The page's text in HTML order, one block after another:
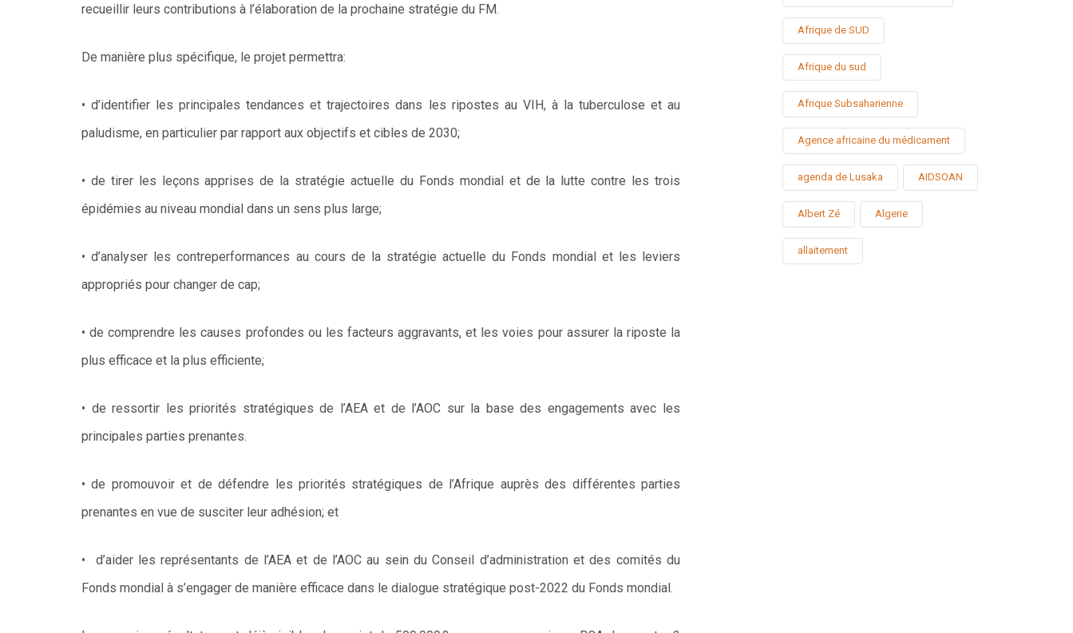
recueillir leurs contributions à l’élaboration de la prochaine stratégie du FM.
De manière plus spécifique, le projet permettra:
• d’identifier les principales tendances et trajectoires dans les ripostes au VIH, à la tuberculose et au
paludisme, en particulier par rapport aux objectifs et cibles de 2030;
• de tirer les leçons apprises de la stratégie actuelle du Fonds mondial et de la lutte contre les trois
épidémies au niveau mondial dans un sens plus large;
• d’analyser les contreperformances au cours de la stratégie actuelle du Fonds mondial et les leviers
appropriés pour changer de cap;
• de comprendre les causes profondes ou les facteurs aggravants, et les voies pour assurer la riposte la
plus efficace et la plus efficiente;
• de ressortir les priorités stratégiques de l’AEA et de l’AOC sur la base des engagements avec les
principales parties prenantes.
• de promouvoir et de défendre les priorités stratégiques de l’Afrique auprès des différentes parties
prenantes en vue de susciter leur adhésion; et
•
d’aider les représentants de l’AEA et de l’AOC au sein du Conseil d’administration et des comités du
Fonds mondial à s’engager de manière efficace dans le dialogue stratégique post-2022 du Fonds mondial.
Afrique de SUD
Afrique du sud
Afrique Subsaharienne
Agence africaine du médicament
agenda de Lusaka AIDSOAN
Albert Zé Algerie
allaitement